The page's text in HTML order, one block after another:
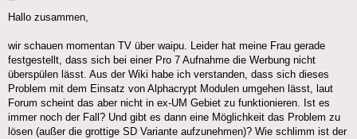
Hallo zusammen,
wir schauen momentan TV über waipu. Leider hat meine Frau gerade
festgestellt, dass sich bei einer Pro 7 Aufnahme die Werbung nicht
überspülen lässt. Aus der Wiki habe ich verstanden, dass sich dieses
Problem mit dem Einsatz von Alphacrypt Modulen umgehen lässt, laut
Forum scheint das aber nicht in ex-UM Gebiet zu funktionieren. Ist es
immer noch der Fall? Und gibt es dann eine Möglichkeit das Problem zu
lösen (außer die grottige SD Variante aufzunehmen)? Wie schlimm ist der